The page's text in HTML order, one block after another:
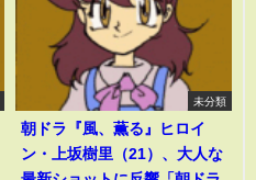
未分類
朝ドラ『風、薫る』ヒロイ
ン・上坂樹里（21）、大人な